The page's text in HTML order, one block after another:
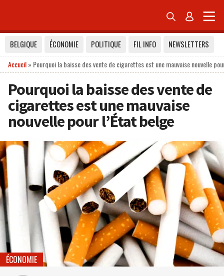
 
BELGIQUE ÉCONOMIE POLITIQUE FIL INFO
NEWSLETTERS
Accueil» Pourquoi la baisse des vente de cigarettes est une mauvaise nouvelle
Pourquoi la baisse des vente de
cigarettes est une mauvaise
nouvelle pour l’État belge
ÉCONOMIE